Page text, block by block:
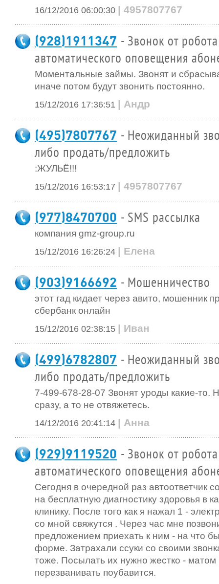
16/12/2016 06:00:30 | 4957807767
(928)1911347 - Звонок от
автоматического оповещения
Моментальные займы. Звонят и
иначе потом будут звонить постоянно.
15/12/2016 17:36:51 | Андр
(495)7807767 - Неожиданный
либо продать/предложить
:ЖУЛЬЁ!!!
15/12/2016 16:53:17 | 4957807767
(977)8470700 - SMS рассылка
компания gmz-group.ru
15/12/2016 16:26:24 | Елена
(903)9166692 - Мошенничество
этот гад кидает через авито, мошенник
сбербанк онлайн
15/12/2016 02:38:15 | Иван
(499)6782807 - Неожиданный
либо продать/предложить
7-499-678-28-07 Звонят уроды какие-то.
сразу, а то не отвяжетесь.
14/12/2016 20:41:14 | Анна
(929)9119520 - Звонок от
автоматического оповещения
Сегодня в очередной раз автоответчик
на бесплатную диагностику здоровья в
клинику. После того как я нажал 1 -
со мной свяжутся . Через час мне
предложением приехать к ним - на что
форме. Затрахали ссуки со своими
тоже. Посылать их нужно жестко -
перезванивать поубавится.